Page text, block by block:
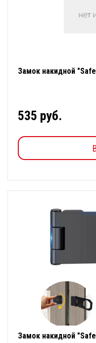
Замок накидной
535 руб.
Замок накидной